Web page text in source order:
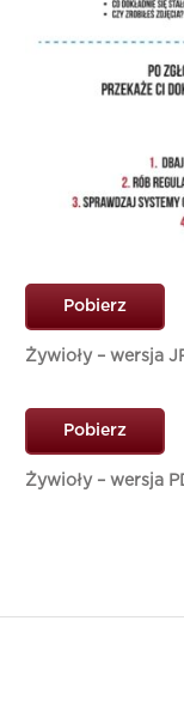
Pobierz
Żywioły – wersja
Pobierz
Żywioły – wersja